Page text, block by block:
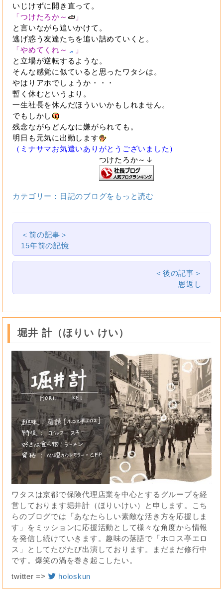
いじけずに開き直って。
「つけたろか～
」
と言いながら追いかけて。
逃げ惑う友達たちを追い詰めていくと。
「やめてくれ～
」
と立場が逆転するような。
そんな感覚に似ていると思ったワタシは。
やはりアホでしょうか・・・
暫く休むというより。
一生社長を休んだほういいかもしれません。
でもしかし
残念ながらどんなに嫌がられても。
明日も元気に出勤します
（ミナサマお気遣いありがとうございました）
つけたろか～↓
カテゴリー：日記のブログをもっと読む
＜前の記事＞
15年前の記憶
＜後の記事＞
恩返し
堀井 計（ほりい けい）
ワタスは京都で保険代理店業を中心とするグループを経
営しております堀井計（ほりいけい）と申します。こち
らのブログでは「あなたらしい素敵な活き方を応援しま
す」をミッションに応援活動として様々な角度から情報
を発信し続けていきます。趣味の落語で「ホロス亭エロ
ス」としてたびたび出演しております。まだまだ修行中
です。爆笑の渦を巻き起こしたい。
twitter =>
holoskun